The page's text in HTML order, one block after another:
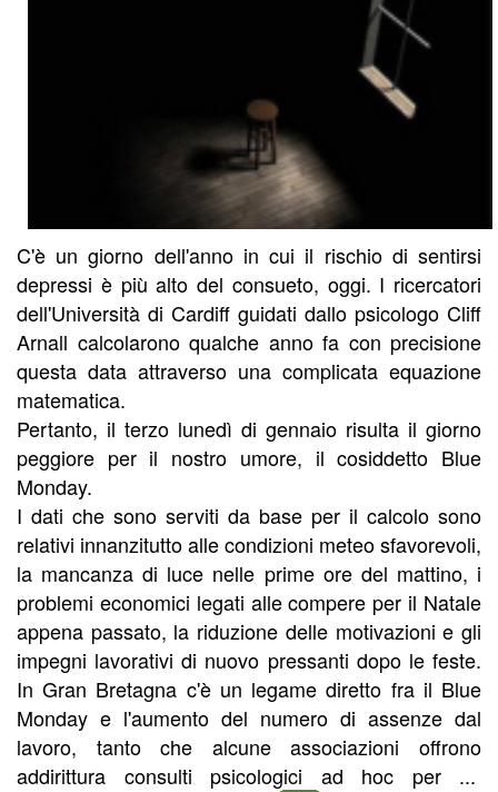
C'è un giorno dell'anno in cui il rischio di sentirsi
depressi è più alto del consueto, oggi. I ricercatori
dell'Università di Cardiff guidati dallo psicologo Cliff
Arnall calcolarono qualche anno fa con precisione
questa data attraverso una complicata equazione
matematica.
Pertanto, il terzo lunedì di gennaio risulta il giorno
peggiore per il nostro umore, il cosiddetto Blue
Monday.
I dati che sono serviti da base per il calcolo sono
relativi innanzitutto alle condizioni meteo sfavorevoli,
la mancanza di luce nelle prime ore del mattino, i
problemi economici legati alle compere per il Natale
appena passato, la riduzione delle motivazioni e gli
impegni lavorativi di nuovo pressanti dopo le feste.
In Gran Bretagna c'è un legame diretto fra il Blue
Monday e l'aumento del numero di assenze dal
lavoro, tanto che alcune associazioni offrono
addirittura consulti psicologici ad hoc per ...